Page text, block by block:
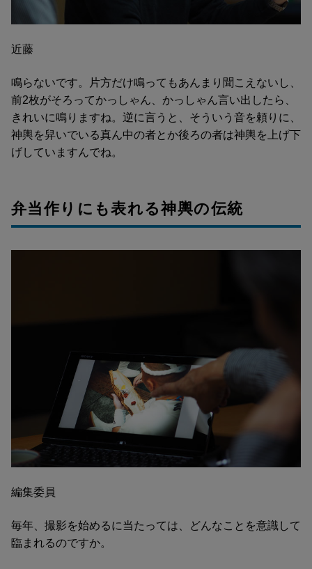
近藤
鳴らないです。片方だけ鳴ってもあんまり聞こえないし、
前2枚がそろってかっしゃん、かっしゃん言い出したら、
きれいに鳴りますね。逆に言うと、そういう音を頼りに、
神輿を舁いでいる真ん中の者とか後ろの者は神輿を上げ下
げしていますんでね。
弁当作りにも表れる神輿の伝統
編集委員
毎年、撮影を始めるに当たっては、どんなことを意識して
臨まれるのですか。